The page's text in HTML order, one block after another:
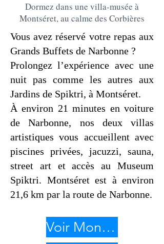
Dormez dans une villa-musée à
Montséret, au calme des Corbières
Vous avez réservé votre repas aux
Grands Buffets de Narbonne ?
Prolongez l’expérience avec une
nuit pas comme les autres aux
Jardins de Spiktri, à Montséret.
À environ 21 minutes en voiture
de Narbonne, nos deux villas
artistiques vous accueillent avec
piscines privées, jacuzzi, sauna,
street art et accès au Museum
Spiktri. Montséret est à environ
21,6 km par la route de Narbonne.
Voir Mona Graff